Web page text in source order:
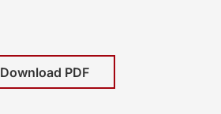
Download PDF